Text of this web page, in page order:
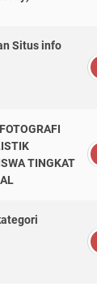
Situs info
TINGKAT